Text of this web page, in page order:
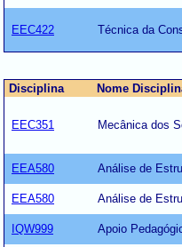
EEC422 Técnica da
Disciplina
Nome
EEC351 Mecânica dos
EEA580 Análise de
EEA580 Análise de
IQW999 Apoio